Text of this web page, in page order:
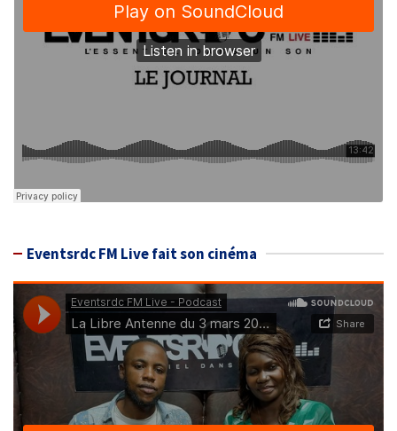
Eventsrdc FM Live fait son cinéma